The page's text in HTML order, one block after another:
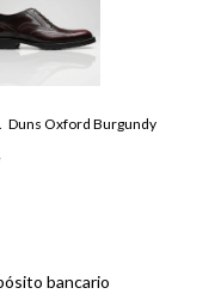
. Duns Oxford Burgundy
bancario